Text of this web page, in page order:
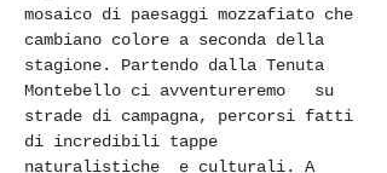
mosaico di paesaggi mozzafiato che
cambiano colore a seconda della
stagione. Partendo dalla Tenuta
Montebello ci avventureremo   su
strade di campagna, percorsi fatti
di incredibili tappe
naturalistiche  e culturali. A